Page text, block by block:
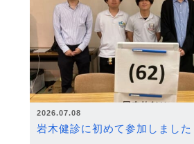
2026.07.08
岩木健診に初めて参加しました